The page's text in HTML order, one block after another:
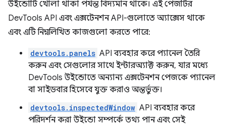
উইন্ডোটি খোলা থাকা পর্যন্ত বিদ্যমান থাকে। এই পেজটির
DevTools API এবং এক্সটেনশন API-গুলোতে অ্যাক্সেস থাকে
এবং এটি নিম্নলিখিত কাজগুলো করতে পারে:
devtools.panels API ব্যবহার করে প্যানেল তৈরি
করুন এবং সেগুলোর সাথে ইন্টারঅ্যাক্ট করুন, যার মধ্যে
DevTools উইন্ডোতে অন্যান্য এক্সটেনশন পেজকে প্যানেল
বা সাইডবার হিসেবে যুক্ত করাও অন্তর্ভুক্ত।
devtools.inspectedWindow API ব্যবহার করে
পরিদর্শন করা উইন্ডো সম্পর্কে তথ্য পান এবং সেই